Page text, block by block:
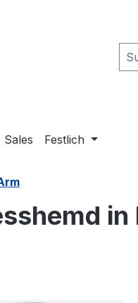
Sales Festlich